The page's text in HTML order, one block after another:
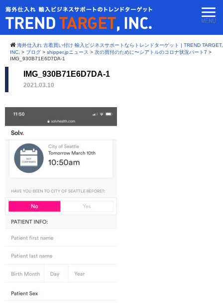
海外仕入れ 古着買い付け 輸入ビジネスサポートならトレンドターゲット | TREND TARGET,
INC. > ブログ > shipper.jpニュース > 次の買付のために〜シアトルのコロナ状況パート7 >
IMG_930B71E6D7DA-1
IMG_930B71E6D7DA-1
2021.03.10